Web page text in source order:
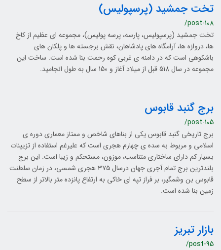
تخت جمشید (پرسپولیس)
/post-108
تخت جمشید (پرسپولیس، پارسه، پرسه پولیس)، مجموعه ای عظیم از کاخ
ها، دروازه ها، آرامگاه های پادشاهان، نقش برجسته ها و پلکان های
باشکوهی است که در دامنه ی غربی کوه رحمت بنا شده است. ساخت این
مجموعه در سال 518 قبل از میلاد آغاز و 150 سال به طول انجامید.
برج گنبد قابوس
/post-105
برج تاریخی گنبد قابوس یکی از بناهای شاخص و ممتاز معماری دوره ی
اسلامی و مربوط به سده ی چهارم هجری است که علیرغم استفاده از تزیینات
بسیار کم دارای ساختاری متناسب، موزون، مستحکم و زیبا است. این برج
بلندترین برج تمام آجری جهان درسال ۳۷۵ هجری شمسی، در زمان سلطنت
قابوس بن وشمگیر، بر فراز تپه ای خاکی به ارتفاع پانزده متر بالاتر از سطح
زمین بنا شده است.
بازار تبریز
/post-95